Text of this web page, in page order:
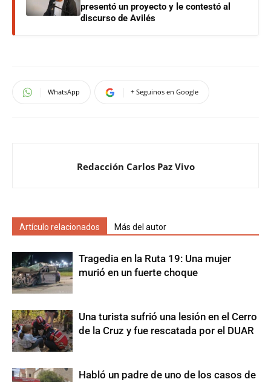
presentó un proyecto y le contestó al
discurso de Avilés
WhatsApp + Seguinos en Google
Redacción Carlos Paz Vivo
Artículo relacionados Más del autor
Tragedia en la Ruta 19: Una mujer
murió en un fuerte choque
Una turista sufrió una lesión en el Cerro
de la Cruz y fue rescatada por el DUAR
Habló un padre de uno de los casos de